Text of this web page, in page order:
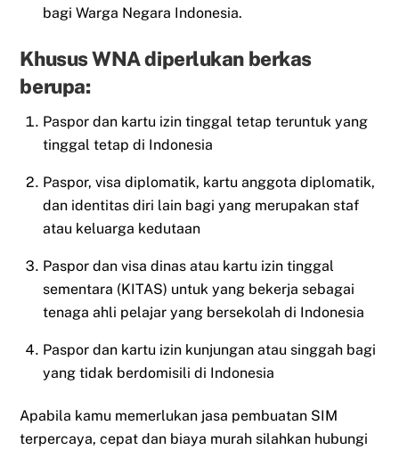
bagi Warga Negara Indonesia.
Khusus WNA diperlukan berkas
berupa:
Paspor dan kartu izin tinggal tetap teruntuk yang
tinggal tetap di Indonesia
Paspor, visa diplomatik, kartu anggota diplomatik,
dan identitas diri lain bagi yang merupakan staf
atau keluarga kedutaan
Paspor dan visa dinas atau kartu izin tinggal
sementara (KITAS) untuk yang bekerja sebagai
tenaga ahli pelajar yang bersekolah di Indonesia
Paspor dan kartu izin kunjungan atau singgah bagi
yang tidak berdomisili di Indonesia
Apabila kamu memerlukan jasa pembuatan SIM
terpercaya, cepat dan biaya murah silahkan hubungi